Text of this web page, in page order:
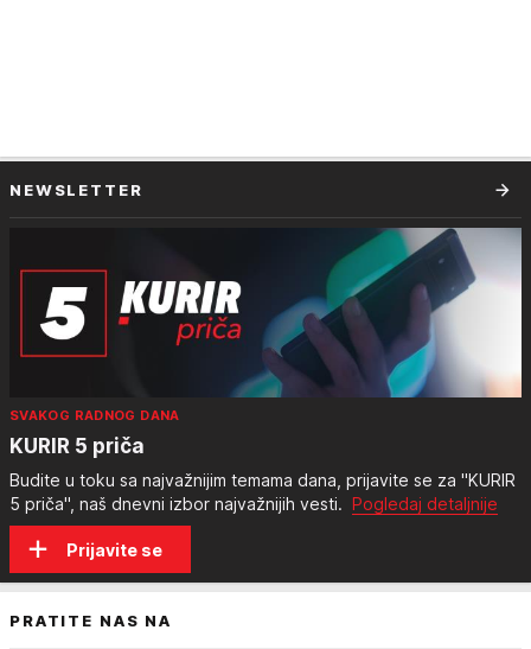
NEWSLETTER
SVAKOG RADNOG DANA
KURIR 5 priča
Budite u toku sa najvažnijim temama dana, prijavite se za "KURIR
5 priča", naš dnevni izbor najvažnijih vesti. Pogledaj detaljnije
Prijavite se
PRATITE NAS NA